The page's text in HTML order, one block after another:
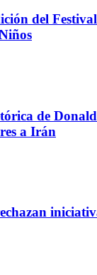
del
de
a Irán